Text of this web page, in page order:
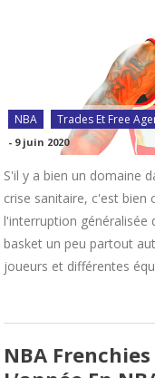
NBA Trades Et Free
- 9 juin 2020
S'il y a bien un domaine
crise sanitaire, c'est bien
l'interruption généralisée
basket un peu partout
joueurs et différentes
NBA